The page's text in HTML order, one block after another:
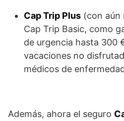
Cap Trip Plus (con aún
Cap Trip Basic, como
de urgencia hasta 300
vacaciones no
médicos de
Además, ahora el seguro